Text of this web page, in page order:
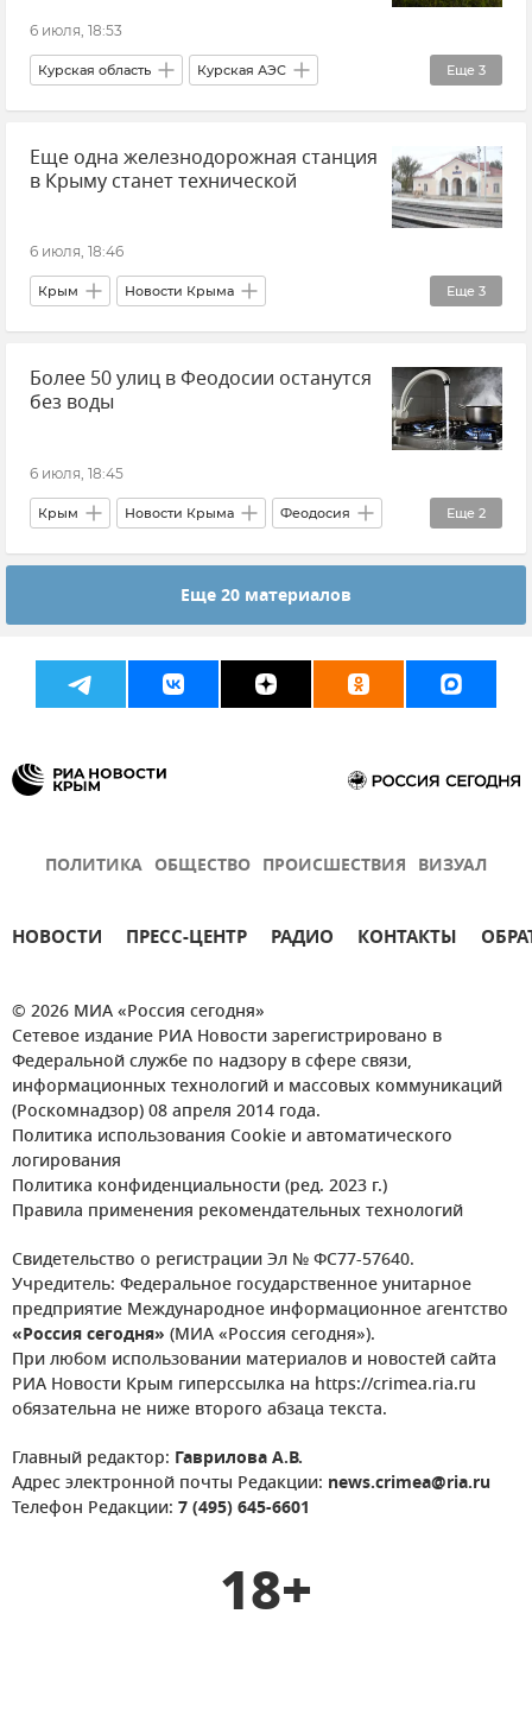
6 июля, 18:53
Еще 3
Курская область Курская АЭС
Атаки ВСУ Обстрелы ВСУ
Александр Хинштейн
Еще одна железнодорожная станция
в Крыму станет технической
6 июля, 18:46
Еще 3
Крым Новости Крыма
Ленинский район Гранд Сервис Экспресс
Железные дороги Крыма
Более 50 улиц в Феодосии останутся
без воды
6 июля, 18:45
Еще 2
Крым Новости Крыма Феодосия
Водоснабжение Отключение воды в Крыму
Еще 20 материалов
ПОЛИТИКА ОБЩЕСТВО ПРОИСШЕСТВИЯ ВИЗУАЛ
НОВОСТИ ПРЕСС-ЦЕНТР РАДИО КОНТАКТЫ
© 2026 МИА «Россия сегодня»
Сетевое издание РИА Новости зарегистрировано в
Федеральной службе по надзору в сфере связи,
информационных технологий и массовых коммуникаций
(Роскомнадзор) 08 апреля 2014 года.
Политика использования Cookie и автоматического
логирования
Политика конфиденциальности (ред. 2023 г.)
Правила применения рекомендательных технологий
Свидетельство о регистрации Эл № ФС77-57640.
Учредитель: Федеральное государственное унитарное
предприятие Международное информационное агентство
«Россия сегодня» (МИА «Россия сегодня»).
При любом использовании материалов и новостей сайта
РИА Новости Крым гиперссылка на https://crimea.ria.ru
обязательна не ниже второго абзаца текста.
Главный редактор: Гаврилова А.В.
Адрес электронной почты Редакции: news.crimea@ria.ru
Телефон Редакции: 7 (495) 645-6601
18+